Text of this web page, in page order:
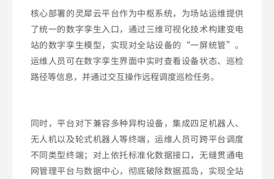
核心部署的灵犀云平台作为中枢系统，为场站运维提供
了统一的数字孪生入口，通过三维可视化技术构建变电
站的数字孪生模型，实现对全站设备的“一屏统管”。
运维人员可在数字孪生界面中实时查看设备状态、巡检
路径等信息，并通过交互操作远程调度巡检任务。
同时，平台对下兼容多种异构设备，集成四足机器人、
无人机以及轮式机器人等终端，运维人员可跨平台调度
不同类型终端；对上依托标准化数据接口，无缝贯通电
网管理平台与数据中心，彻底破除数据孤岛，实现全站